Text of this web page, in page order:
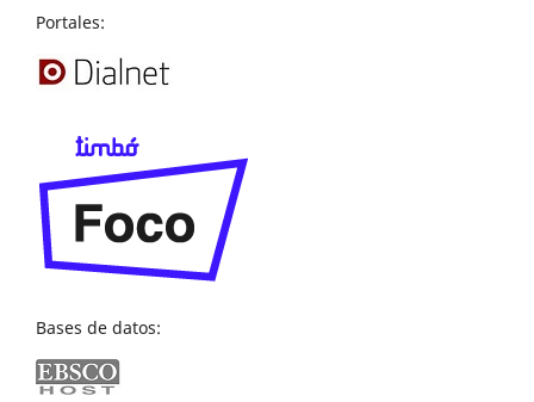
Portales:
Bases de datos: